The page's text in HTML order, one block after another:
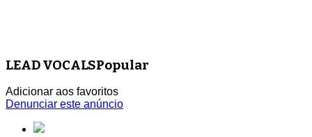
LEAD VOCALSPopular
Adicionar aos favoritos
Denunciar este anúncio